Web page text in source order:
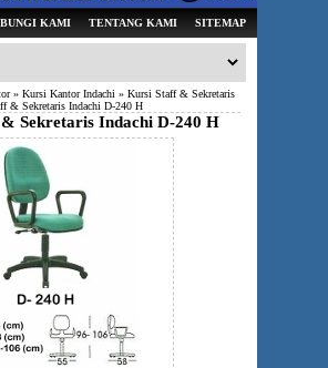
KAMI TENTANG KAMI SITEMAP
» Kursi Kantor Indachi » Kursi Staff & Sekretaris
& Sekretaris Indachi D-240 H
Sekretaris Indachi D-240 H